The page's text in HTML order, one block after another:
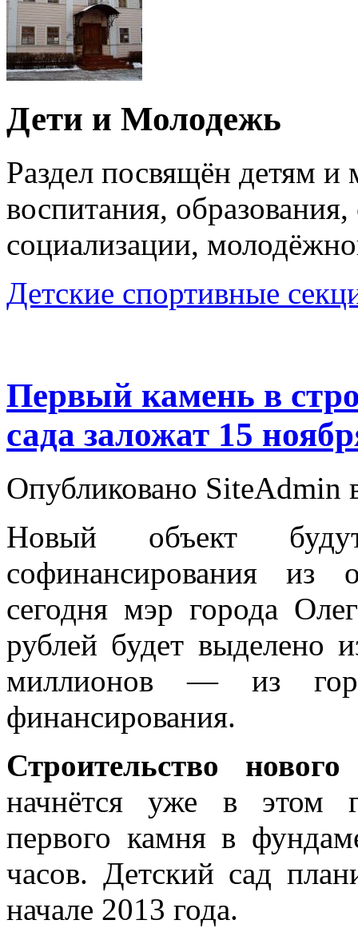
Дети и Молодежь
Раздел посвящён детям
воспитания,
социализации,
Детские спортивные
Первый камень в
сада заложат 15
Опубликовано SiteAdmin
Новый объект
софинансирования из
сегодня мэр города
рублей будет выделено
миллионов — из
финансирования.
Строительство
начнётся уже в этом
первого камня в
часов. Детский сад
начале 2013 года.